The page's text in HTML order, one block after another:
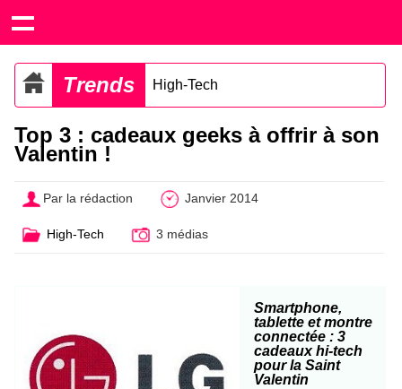
Trends High-Tech
Top 3 : cadeaux geeks à offrir à son
Valentin !
Par la rédaction Janvier 2014
High-Tech 3 médias
Smartphone,
tablette et montre
connectée : 3
cadeaux hi-tech
pour la Saint
Valentin